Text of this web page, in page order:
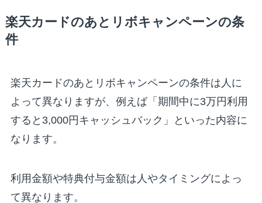
楽天カードのあとリボキャンペーンの条
件
楽天カードのあとリボキャンペーンの条件は人に
よって異なりますが、例えば「期間中に3万円利用
すると3,000円キャッシュバック」といった内容に
なります。
利用金額や特典付与金額は人やタイミングによっ
て異なります。